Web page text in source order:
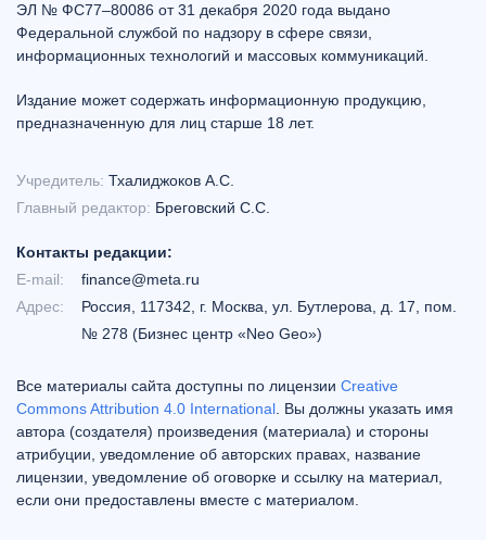
ЭЛ № ФС77–80086 от 31 декабря 2020 года выдано
Федеральной службой по надзору в сфере связи,
информационных технологий и массовых коммуникаций.
Издание может содержать информационную продукцию,
предназначенную для лиц старше 18 лет.
Учредитель: Тхалиджоков А.С.
Главный редактор: Бреговский С.С.
Контакты редакции:
E-mail:
finance@meta.ru
Адрес:
Россия, 117342, г. Москва, ул. Бутлерова, д. 17, пом.
№ 278 (Бизнес центр «Neo Geo»)
Все материалы сайта доступны по лицензии Creative
Commons Attribution 4.0 International . Вы должны указать имя
автора (создателя) произведения (материала) и стороны
атрибуции, уведомление об авторских правах, название
лицензии, уведомление об оговорке и ссылку на материал,
если они предоставлены вместе с материалом.